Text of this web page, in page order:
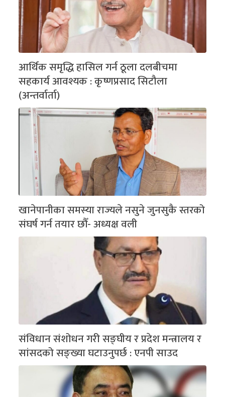
आर्थिक समृद्धि हासिल गर्न ठूला दलबीचमा
सहकार्य आवश्यक : कृष्णप्रसाद सिटौला
(अन्तर्वार्ता)
खानेपानीका समस्या राज्यले नसुने जुनसुकै स्तरको
संघर्ष गर्न तयार छौँ- अध्यक्ष वली
संविधान संशोधन गरी सङ्घीय र प्रदेश मन्त्रालय र
सांसदको सङ्ख्या घटाउनुपर्छ : एनपी साउद